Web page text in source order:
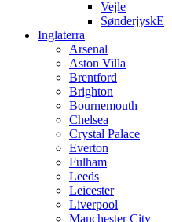
Vejle
SønderjyskE
Inglaterra
Arsenal
Aston Villa
Brentford
Brighton
Bournemouth
Chelsea
Crystal Palace
Everton
Fulham
Leeds
Leicester
Liverpool
Manchester City